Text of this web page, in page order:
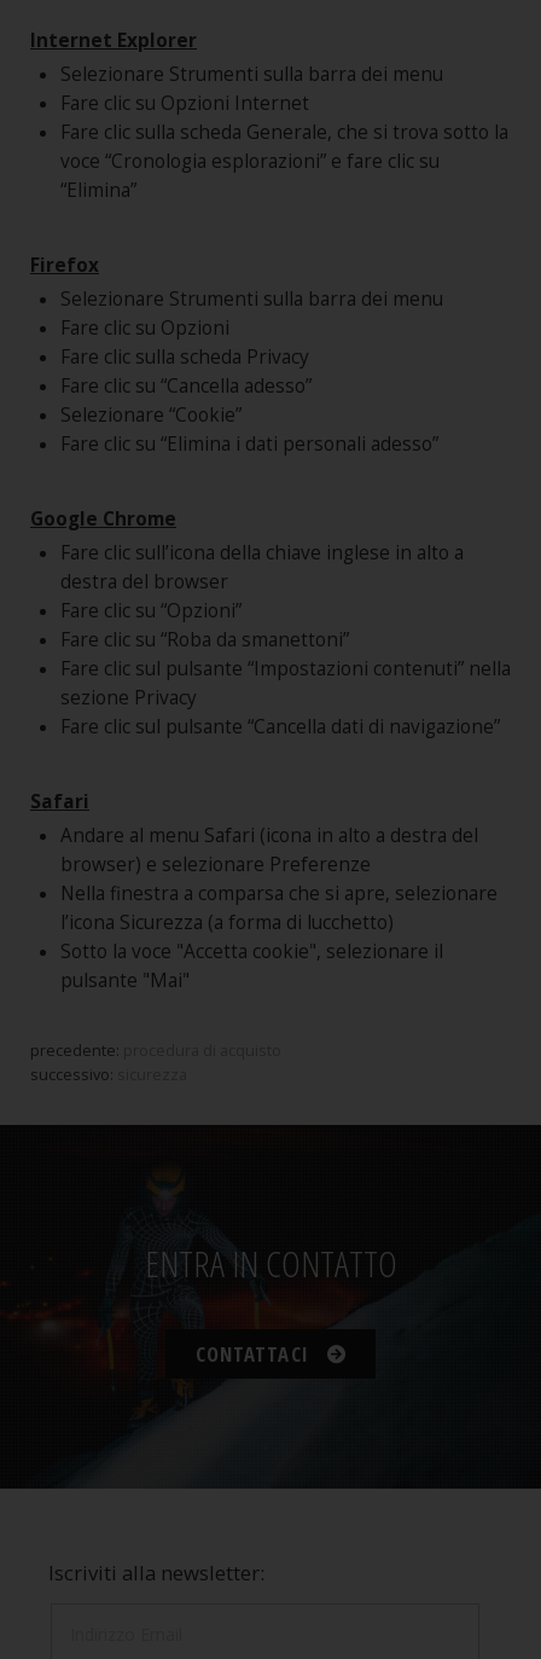
Internet Explorer
Selezionare Strumenti sulla barra dei menu
Fare clic su Opzioni Internet
Fare clic sulla scheda Generale, che si trova sotto la
voce “Cronologia esplorazioni” e fare clic su
“Elimina”
Firefox
Selezionare Strumenti sulla barra dei menu
Fare clic su Opzioni
Fare clic sulla scheda Privacy
Fare clic su “Cancella adesso”
Selezionare “Cookie”
Fare clic su “Elimina i dati personali adesso”
Google Chrome
Fare clic sull’icona della chiave inglese in alto a
destra del browser
Fare clic su “Opzioni”
Fare clic su “Roba da smanettoni”
Fare clic sul pulsante “Impostazioni contenuti” nella
sezione Privacy
Fare clic sul pulsante “Cancella dati di navigazione”
Safari
Andare al menu Safari (icona in alto a destra del
browser) e selezionare Preferenze
Nella finestra a comparsa che si apre, selezionare
l’icona Sicurezza (a forma di lucchetto)
Sotto la voce "Accetta cookie", selezionare il
pulsante "Mai"
precedente:
successivo:
ENTRA IN CONTATTO
CONTATTACI
Iscriviti alla newsletter: